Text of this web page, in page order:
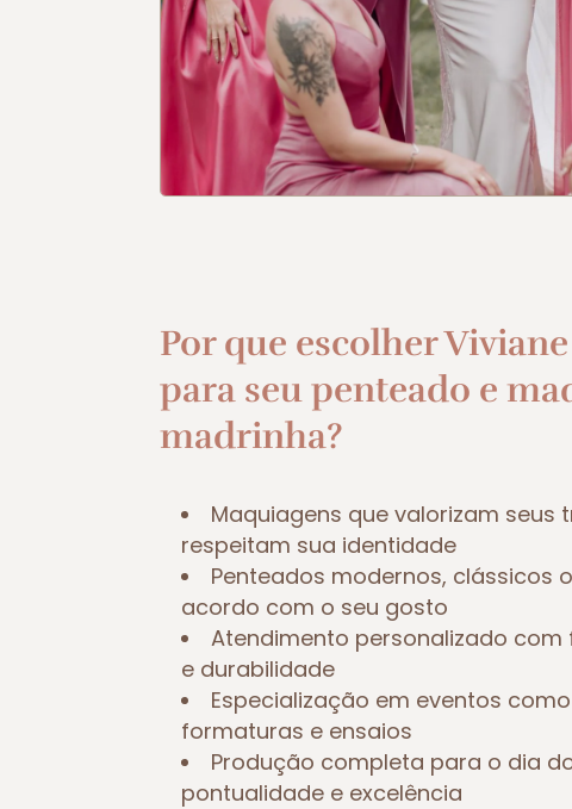
Por que escolher
para seu penteado e
madrinha?
Maquiagens que valorizam seus
respeitam sua identidade
Penteados modernos, clássicos
acordo com o seu gosto
Atendimento personalizado
e durabilidade
Especialização em eventos
formaturas e ensaios
Produção completa para o dia
pontualidade e excelência